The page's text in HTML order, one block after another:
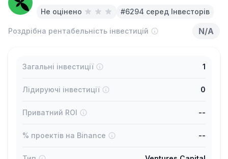
Не оцінено #6294 серед Інвесторів
Роздрібна рентабельність інвестицій N/A
Загальні інвестиції 1
Лідируючі інвестиції 0
Приватний ROI --
% проектів на Binance --